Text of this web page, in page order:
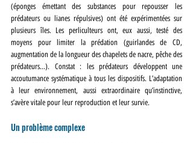
(éponges émettant des substances pour repousser les
prédateurs ou lianes répulsives) ont été expérimentées sur
plusieurs îles. Les perliculteurs ont, eux aussi, testé des
moyens pour limiter la prédation (guirlandes de CD,
augmentation de la longueur des chapelets de nacre, pêche des
prédateurs…). Constat : les prédateurs développent une
accoutumance systématique à tous les dispositifs. L’adaptation
à leur environnement, aussi extraordinaire qu’instinctive,
s’avère vitale pour leur reproduction et leur survie.
Un problème complexe